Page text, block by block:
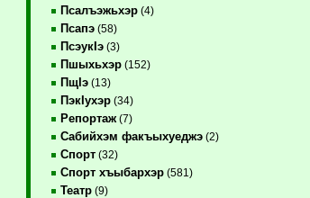
Псалъэжьхэр(4)
Псапэ(58)
ПсэукIэ(3)
Пшыхьхэр(152)
ПщIэ(13)
ПэкIухэр(34)
Репортаж(7)
Сабийхэм факъыхуеджэ(2)
Спорт(32)
Спорт хъыбархэр(581)
Театр(9)